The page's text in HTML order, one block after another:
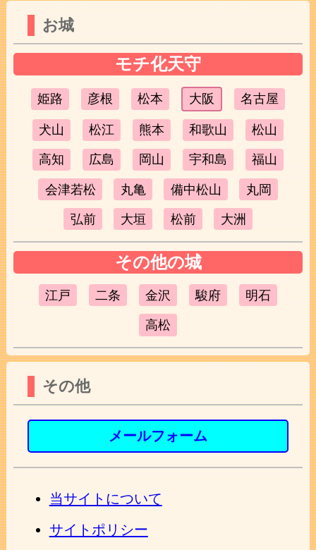
お城
モチ化天守
姫路 彦根 松本 大阪 名古屋
犬山 松江 熊本 和歌山 松山
高知 広島 岡山 宇和島 福山
会津若松 丸亀 備中松山 丸岡
弘前 大垣 松前 大洲
その他の城
江戸 二条 金沢 駿府 明石
高松
その他
メールフォーム
当サイトについて
サイトポリシー